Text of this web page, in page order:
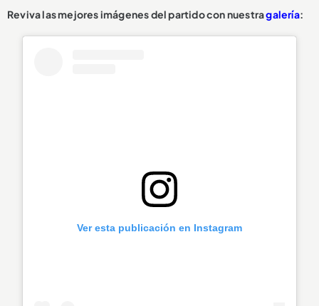
Reviva las mejores imágenes del partido con nuestragalería:
Ver esta publicación en Instagram